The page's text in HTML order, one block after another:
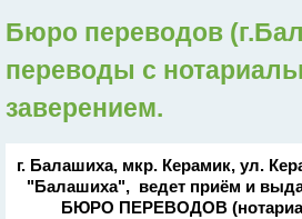
Бюро переводов
переводы с
заверением.
г. Балашиха, мкр. Керамик, ул.
"Балашиха", ведет приём и
БЮРО ПЕРЕВОДОВ